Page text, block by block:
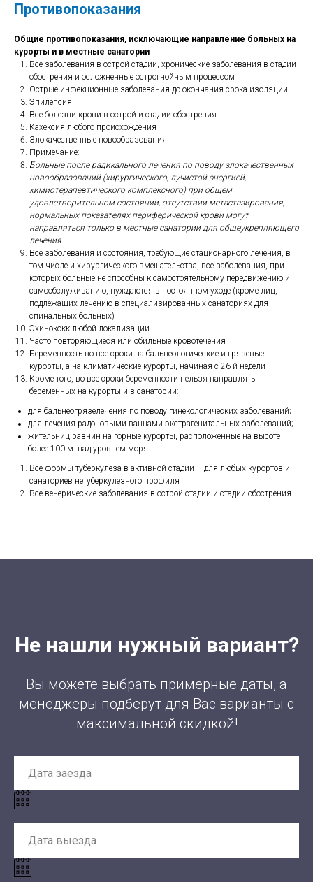
Противопоказания
Общие противопоказания, исключающие направление больных на
курорты и в местные санатории
Все заболевания в острой стадии, хронические заболевания в стадии
обострения и осложненные острогнойным процессом
Острые инфекционные заболевания до окончания срока изоляции
Эпилепсия
Все болезни крови в острой и стадии обострения
Кахексия любого происхождения
Злокачественные новообразования
Примечание:
Больные после радикального лечения по поводу злокачественных
новообразований (хирургического, лучистой энергией,
химиотерапевтического комплексного) при общем
удовлетворительном состоянии, отсутствии метастазирования,
нормальных показателях периферической крови могут
направляться только в местные санатории для общеукрепляющего
лечения.
Все заболевания и состояния, требующие стационарного лечения, в
том числе и хирургического вмешательства, все заболевания, при
которых больные не способны к самостоятельному передвижению и
самообслуживанию, нуждаются в постоянном уходе (кроме лиц,
подлежащих лечению в специализированных санаториях для
спинальных больных)
Эхинококк любой локализации
Часто повторяющиеся или обильные кровотечения
Беременность во все сроки на бальнеологические и грязевые
курорты, а на климатические курорты, начиная с 26-й недели
Кроме того, во все сроки беременности нельзя направлять
беременных на курорты и в санатории:
для бальнеогрязелечения по поводу гинекологических заболеваний;
для лечения радоновыми ваннами экстрагенитальных заболеваний;
жительниц равнин на горные курорты, расположенные на высоте
более 100 м. над уровнем моря
Все формы туберкулеза в активной стадии – для любых курортов и
санаториев нетуберкулезного профиля
Все венерические заболевания в острой стадии и стадии обострения
Не нашли нужный вариант?
Вы можете выбрать примерные даты, а
менеджеры подберут для Вас варианты с
максимальной скидкой!